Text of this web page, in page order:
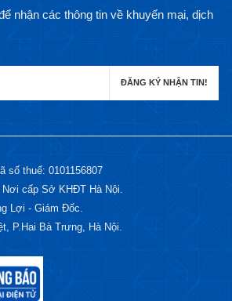
nhận các thông tin về khuyến mại, dịch
số thuế: 0101156807
cấp Sở KHĐT Hà Nội.
Lợi - Giám Đốc.
P.Hai Bà Trưng, Hà Nội.